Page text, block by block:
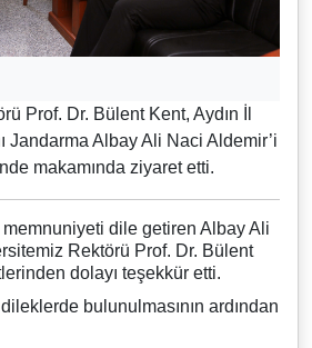
Prof. Dr. Bülent Kent, Aydın İl
Jandarma Albay Ali Naci Aldemir’i
makamında ziyaret etti.
dile getiren Albay Ali
Rektörü Prof. Dr. Bülent
dolayı teşekkür etti.
bulunulmasının ardından